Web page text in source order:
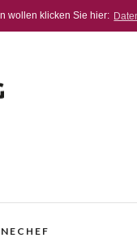
wollen klicken Sie hier: